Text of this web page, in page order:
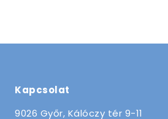
Kapcsolat
9026 Győr, Kálóczy tér 9-11